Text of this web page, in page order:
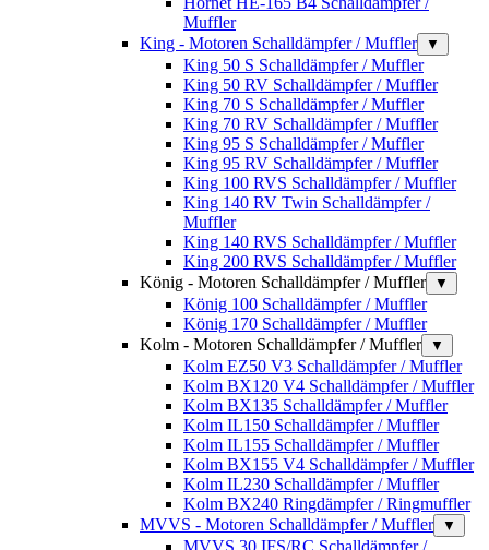
Muffler
King - Motoren Schalldämpfer / Muffler
▼
King 50 S Schalldämpfer / Muffler
King 50 RV Schalldämpfer / Muffler
King 70 S Schalldämpfer / Muffler
King 70 RV Schalldämpfer / Muffler
King 95 S Schalldämpfer / Muffler
King 95 RV Schalldämpfer / Muffler
King 100 RVS Schalldämpfer / Muffler
King 140 RV Twin Schalldämpfer /
Muffler
King 140 RVS Schalldämpfer / Muffler
King 200 RVS Schalldämpfer / Muffler
König - Motoren Schalldämpfer / Muffler
▼
König 100 Schalldämpfer / Muffler
König 170 Schalldämpfer / Muffler
Kolm - Motoren Schalldämpfer / Muffler
▼
Kolm EZ50 V3 Schalldämpfer / Muffler
Kolm BX120 V4 Schalldämpfer / Muffler
Kolm BX135 Schalldämpfer / Muffler
Kolm IL150 Schalldämpfer / Muffler
Kolm IL155 Schalldämpfer / Muffler
Kolm BX155 V4 Schalldämpfer / Muffler
Kolm IL230 Schalldämpfer / Muffler
Kolm BX240 Ringdämpfer / Ringmuffler
MVVS - Motoren Schalldämpfer / Muffler
▼
MVVS 30 IFS/RC Schalldämpfer /